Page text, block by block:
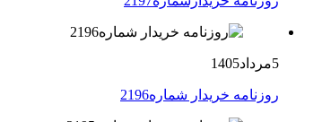
5مرداد1405
روزنامه خریدار شماره2196